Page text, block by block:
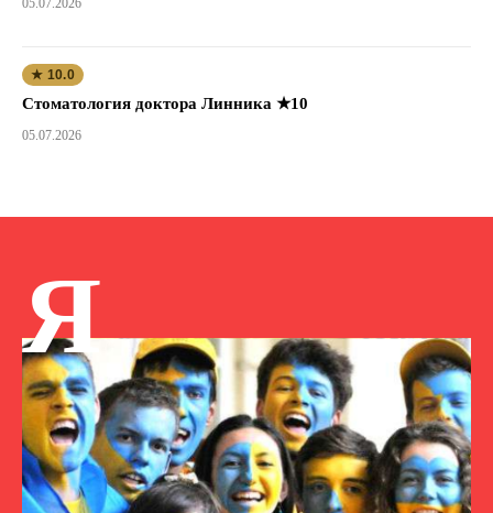
★ 10.0
Стоматология доктора Линника ★10
05.07.2026
Я